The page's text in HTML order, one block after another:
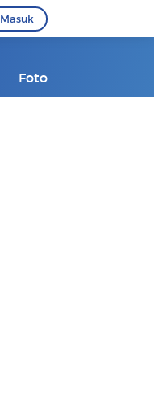
Masuk
Foto